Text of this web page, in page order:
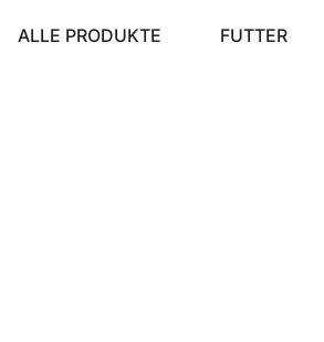
ALLE PRODUKTE FUTTER